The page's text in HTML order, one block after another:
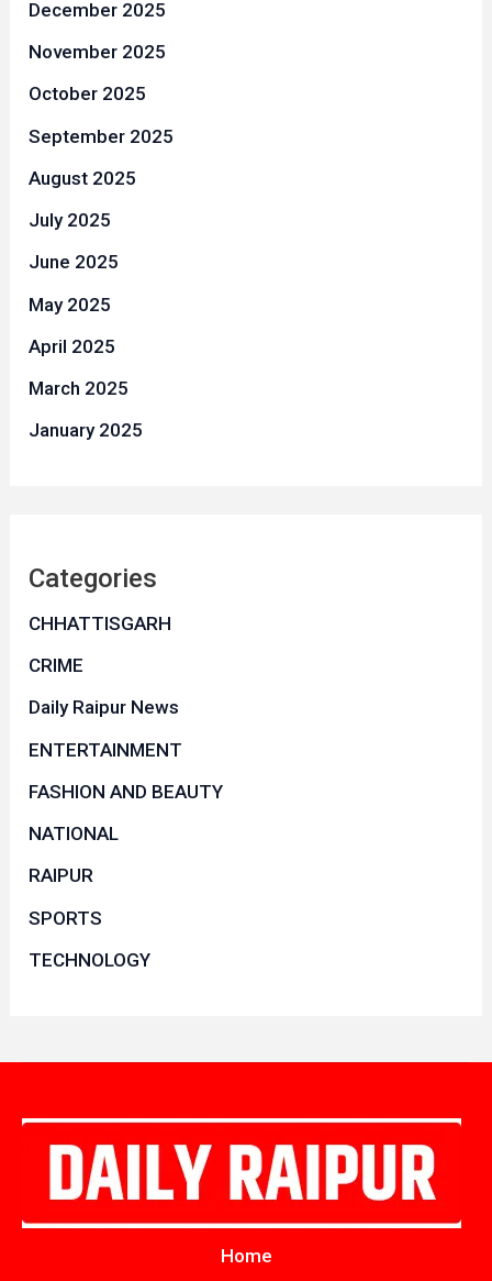
December 2025
November 2025
October 2025
September 2025
August 2025
July 2025
June 2025
May 2025
April 2025
March 2025
January 2025
Categories
CHHATTISGARH
CRIME
Daily Raipur News
ENTERTAINMENT
FASHION AND BEAUTY
NATIONAL
RAIPUR
SPORTS
TECHNOLOGY
Home